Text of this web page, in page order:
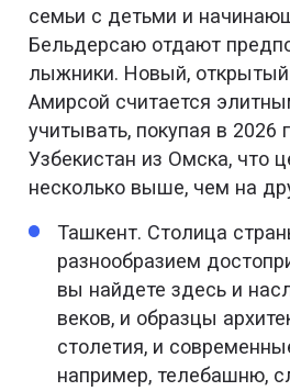
семьи с детьми и
Бельдерсаю отдают
лыжники. Новый, открытый
Амирсой считается
учитывать, покупая в 2026
Узбекистан из Омска, что
несколько выше, чем на
Ташкент. Столица
разнообразием
вы найдете здесь и
веков, и образцы
столетия, и
например, телебашню,